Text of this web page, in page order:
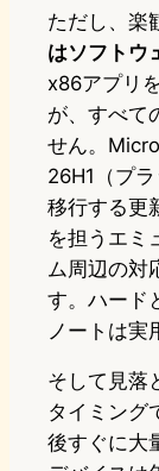
ただし、楽
はソフトウ
x86アプリ
が、すべて
せん。
26H1（プ
移行する更
を担うエミ
ム周辺の対
す。ハード
ノートは実
そして見落
タイミング
後すぐに大